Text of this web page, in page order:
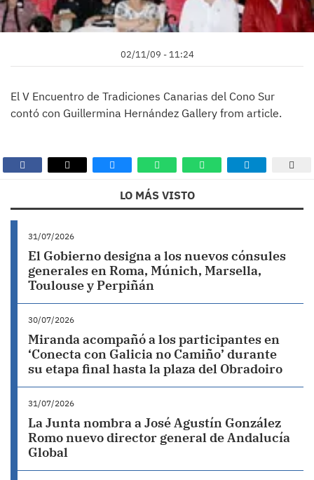
02/11/09 - 11:24
El V Encuentro de Tradiciones Canarias del Cono Sur
contó con Guillermina Hernández Gallery from article.
LO MÁS VISTO
31/07/2026
El Gobierno designa a los nuevos cónsules
generales en Roma, Múnich, Marsella,
Toulouse y Perpiñán
30/07/2026
Miranda acompañó a los participantes en
‘Conecta con Galicia no Camiño’ durante
su etapa final hasta la plaza del Obradoiro
31/07/2026
La Junta nombra a José Agustín González
Romo nuevo director general de Andalucía
Global